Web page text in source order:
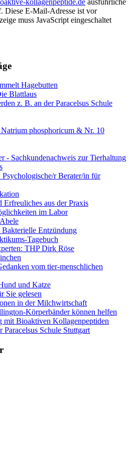
Diese E-Mail-Adresse ist vor
muss JavaScript eingeschaltet
Hagebutten
Blattlaus
z. B. an der Paracelsus Schule
phosphoricum & Nr. 10
- Sachkundenachweis zur Tierhaltung
r Berater/in für
Erfreuliches aus der Praxis
im Labor
Entzündung
Tagebuch
THP Dirk Röse
vom tier-menschlichen
und Katze
Sie gelesen
in der Milchwirtschaft
Körperbänder können helfen
mit Bioaktiven Kollagenpeptiden
Paracelsus Schule Stuttgart